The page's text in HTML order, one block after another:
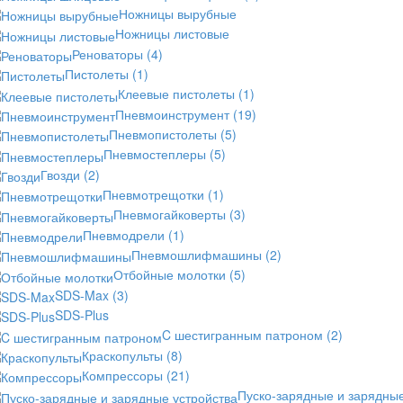
Ножницы вырубные
Ножницы листовые
Реноваторы (4)
Пистолеты (1)
Клеевые пистолеты (1)
Пневмоинструмент (19)
Пневмопистолеты (5)
Пневмостеплеры (5)
Гвозди (2)
Пневмотрещотки (1)
Пневмогайковерты (3)
Пневмодрели (1)
Пневмошлифмашины (2)
Отбойные молотки (5)
SDS-Max (3)
SDS-Plus
C шестигранным патроном (2)
Краскопульты (8)
Компрессоры (21)
Пуско-зарядные и